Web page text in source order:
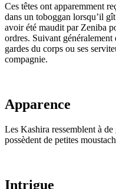
Ces têtes ont apparemment
dans un toboggan lorsqu’il
avoir été maudit par Zeniba
ordres. Suivant généralement
gardes du corps ou ses
compagnie.
Apparence
Les Kashira ressemblent à de
possèdent de petites
Intrigue